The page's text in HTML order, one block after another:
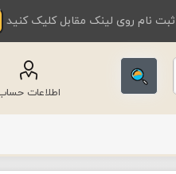
نام روی لینک مقابل کلیک کنید
اطلاعات